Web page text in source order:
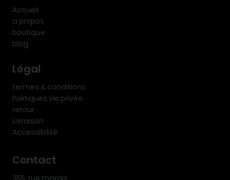
Accueil
a propos
boutique
blog
Légal
termes & conditions
Politiques vie privée
retour
Livraison
Accessibilité
Contact